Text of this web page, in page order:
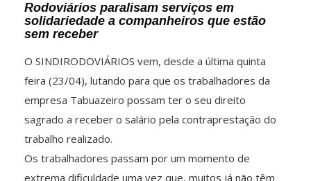
Rodoviários paralisam serviços em
solidariedade a companheiros que estão
sem receber
O SINDIRODOVIÁRIOS vem, desde a última quinta
feira (23/04), lutando para que os trabalhadores da
empresa Tabuazeiro possam ter o seu direito
sagrado a receber o salário pela contraprestação do
trabalho realizado.
Os trabalhadores passam por um momento de
extrema dificuldade uma vez que, muitos já não têm